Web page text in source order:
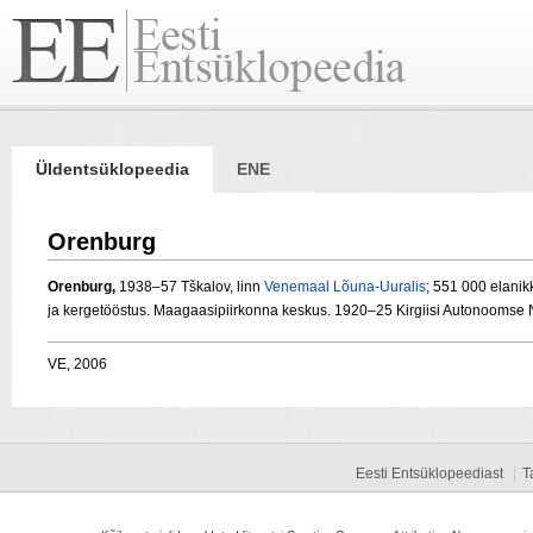
Üldentsüklopeedia ENE
Orenburg
Orenburg, 1938–57 Tškalov, linn Venemaal Lõuna-Uuralis; 551 000
ja kergetööstus. Maagaasipiirkonna keskus. 1920–25 Kirgiisi
VE, 2006
Eesti Entsüklopeediast